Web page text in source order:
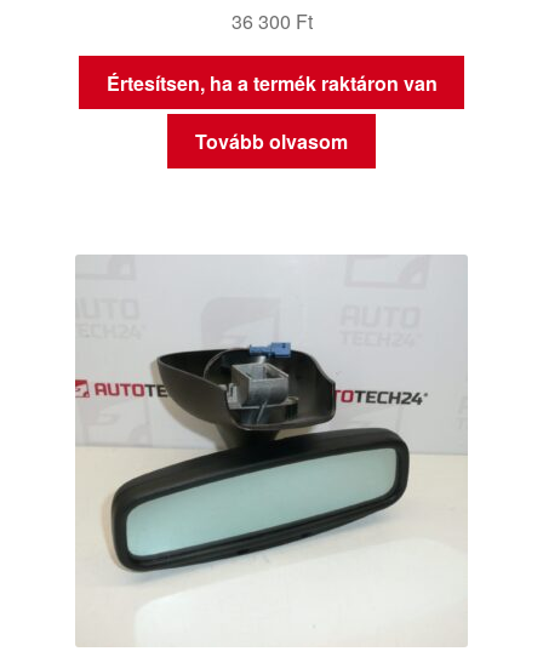
36 300 Ft
Értesítsen, ha a termék raktáron van
Tovább olvasom